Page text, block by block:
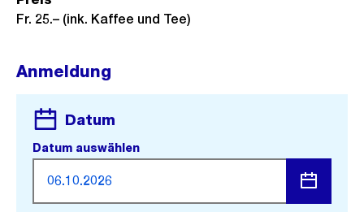
Fr. 25.– (ink. Kaffee und Tee)
Anmeldung
Datum
Datum auswählen